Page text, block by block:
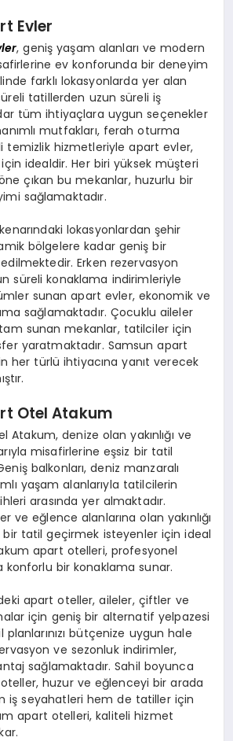
Evler
, geniş yaşam alanları ve modern
ev konforunda bir deneyim
farklı lokasyonlarda yer alan
tatillerden uzun süreli iş
tüm ihtiyaçlara uygun seçenekler
mutfakları, ferah oturma
temizlik hizmetleriyle apart evler,
idealdir. Her biri yüksek müşteri
çıkan bu mekanlar, huzurlu bir
sağlamaktadır.
lokasyonlardan şehir
bölgelere kadar geniş bir
Erken rezervasyon
süreli konaklama indirimleriyle
sunan apart evler, ekonomik ve
sağlamaktadır. Çocuklu aileler
sunan mekanlar, tatilciler için
yaratmaktadır. Samsun apart
her türlü ihtiyacına yanıt verecek
Otel Atakum
Atakum, denize olan yakınlığı ve
misafirlerine eşsiz bir tatil
balkonları, deniz manzaralı
yaşam alanlarıyla tatilcilerin
arasında yer almaktadır.
ve eğlence alanlarına olan yakınlığı
bir tatil geçirmek isteyenler için ideal
apart otelleri, profesyonel
konforlu bir konaklama sunar.
apart oteller, aileler, çiftler ve
için geniş bir alternatif yelpazesi
planlarınızı bütçenize uygun hale
ve sezonluk indirimler,
sağlamaktadır. Sahil boyunca
huzur ve eğlenceyi bir arada
iş seyahatleri hem de tatiller için
apart otelleri, kaliteli hizmet